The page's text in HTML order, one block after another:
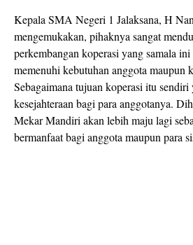
Kepala SMA Negeri 1 Jalaksana, H
mengemukakan, pihaknya sangat
perkembangan koperasi yang samala
memenuhi kebutuhan anggota maupun
Sebagaimana tujuan koperasi itu
kesejahteraan bagi para anggotanya.
Mekar Mandiri akan lebih maju lagi
bermanfaat bagi anggota maupun para